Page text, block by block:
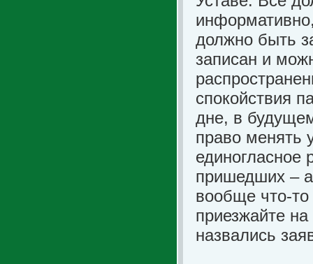
должно быть
записан и
спокойствия
дне, в
право менять
единогласное
пришедших –
вообще что-
приезжайте
назвались